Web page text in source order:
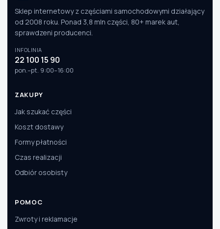
Sklep internetowy z częściami samochodowymi działający
od 2008 roku. Ponad 3,8 mln części, 80+ marek aut,
sprawdzeni producenci.
INFOLINIA
22 100 15 90
pon.–pt. 9:00–16:00
ZAKUPY
Jak szukać części
Koszt dostawy
Formy płatności
Czas realizacji
Odbiór osobisty
POMOC
Zwroty i reklamacje